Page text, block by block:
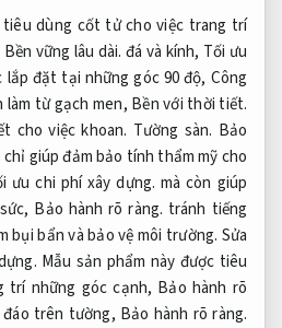
tiêu dùng cốt tửcho việc trang trí
Bền vững lâu dài. đá và kính, Tối ưu
lắp đặt tại những góc 90 độ, Công
làm từgạch men, Bền với thời tiết.
cho việc khoan. Tường sàn. Bảo
chỉ giúp đảm bảo tính thẩm mỹ cho
ưu chi phí xây dựng. mà còn giúp
Bảo hành rõ ràng. tránh tiếng
bụi bẩn và bảo vệ môi trường. Sửa
Mẫu sản phẩm này được tiêu
trí những góc cạnh, Bảo hành rõ
trên tường, Bảo hành rõ ràng.